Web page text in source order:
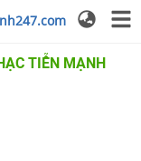
TIỄN MẠNH